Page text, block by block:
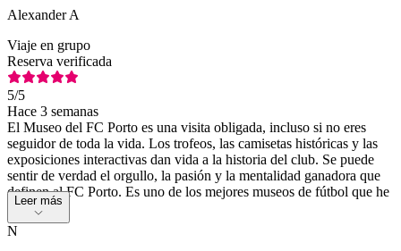
Alexander A
Viaje en grupo
Reserva verificada
5/5
Hace 3 semanas
El Museo del FC Porto es una visita obligada, incluso si no eres
seguidor de toda la vida. Los trofeos, las camisetas históricas y las
exposiciones interactivas dan vida a la historia del club. Se puede
sentir de verdad el orgullo, la pasión y la mentalidad ganadora que
definen al FC Porto. Es uno de los mejores museos de fútbol que he
visitado.
Leer más
N